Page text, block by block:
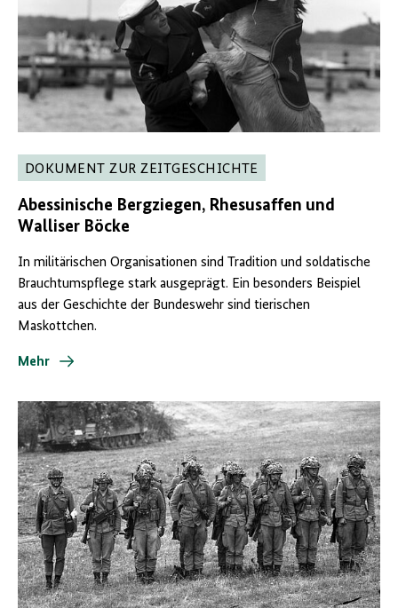
DOKUMENT ZUR ZEITGESCHICHTE
Abessinische Bergziegen, Rhesusaffen und
Walliser Böcke
In militärischen Organisationen sind Tradition und soldatische
Brauchtumspflege stark ausgeprägt. Ein besonders Beispiel
aus der Geschichte der Bundeswehr sind tierischen
Maskottchen.
Mehr